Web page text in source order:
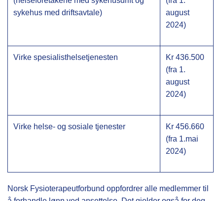
sykehus med driftsavtale)
august
2024)
Virke spesialisthelsetjenesten
Kr 436.500
(fra 1.
august
2024)
Virke helse- og sosiale tjenester
Kr 456.660
(fra 1.mai
2024)
Norsk Fysioterapeutforbund oppfordrer alle medlemmer til